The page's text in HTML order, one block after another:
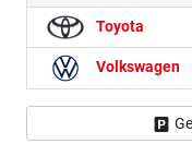
Toyota
Volkswagen